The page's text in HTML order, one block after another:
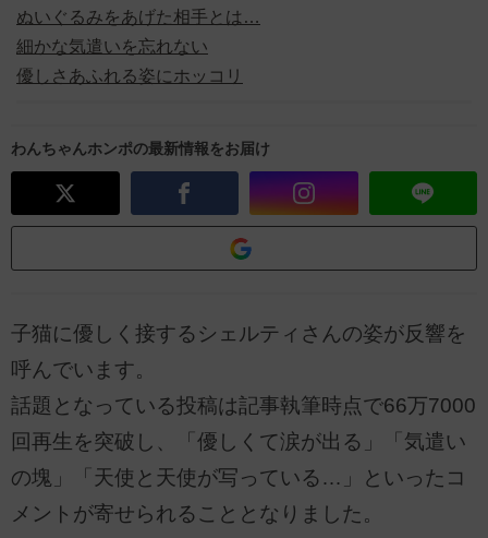
ぬいぐるみをあげた相手とは…
細かな気遣いを忘れない
優しさあふれる姿にホッコリ
わんちゃんホンポの最新情報をお届け
子猫に優しく接するシェルティさんの姿が反響を
呼んでいます。
話題となっている投稿は記事執筆時点で66万7000
回再生を突破し、「優しくて涙が出る」「気遣い
の塊」「天使と天使が写っている…」といったコ
メントが寄せられることとなりました。